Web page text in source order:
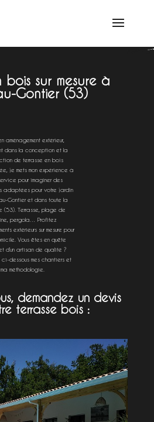
bois sur mesure à
Gontier (53)
aménagement extérieur,
dans la conception et la
de terrasse en bois
je mets mon expérience à
pour imaginer des
adaptées pour votre jardin
Gontier et dans toute la
(53). Terrasse, plage de
pergola… Profitez
extérieurs sur mesure pour
Vous êtes en quête
d’un artisan de qualité ?
ci-dessous mes chantiers et
ma méthodologie.
demandez un devis
terrasse bois :